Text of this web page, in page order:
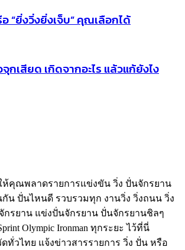
อ “ยิ่งวิ่งยิ่งเจ็บ” คุณเลือกได้
กเสียด เกิดจากอะไร แล้วแก้ยังไง
ให้คุณพลาดรายการแข่งขัน วิ่ง ปั่นจักรยาน
น ปั่นไหนดี รวบรวมทุก งานวิ่ง วิ่งถนน วิ่ง
จักรยาน แข่งปั่นจักรยาน ปั่นจักรยานชิลๆ
Olympic Ironman ทุกระยะ ไว้ที่นี่
ทั่วไทย แจ้งข่าวสารรายการ วิ่ง ปั่น หรือ